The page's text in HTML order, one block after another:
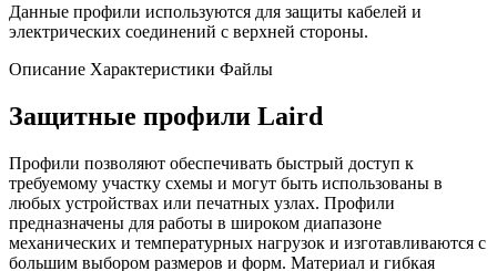
Данные профили используются для защиты кабелей и
электрических соединений с верхней стороны.
Описание Характеристики Файлы
Защитные профили Laird
Профили позволяют обеспечивать быстрый доступ к
требуемому участку схемы и могут быть использованы в
любых устройствах или печатных узлах. Профили
предназначены для работы в широком диапазоне
механических и температурных нагрузок и изготавливаются с
большим выбором размеров и форм. Материал и гибкая